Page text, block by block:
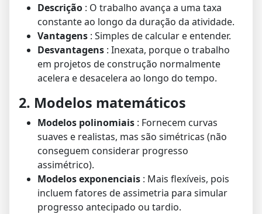
Descrição : O trabalho avança a uma taxa
constante ao longo da duração da atividade.
Vantagens : Simples de calcular e entender.
Desvantagens : Inexata, porque o trabalho
em projetos de construção normalmente
acelera e desacelera ao longo do tempo.
2. Modelos matemáticos
Modelos polinomiais : Fornecem curvas
suaves e realistas, mas são simétricas (não
conseguem considerar progresso
assimétrico).
Modelos exponenciais : Mais flexíveis, pois
incluem fatores de assimetria para simular
progresso antecipado ou tardio.